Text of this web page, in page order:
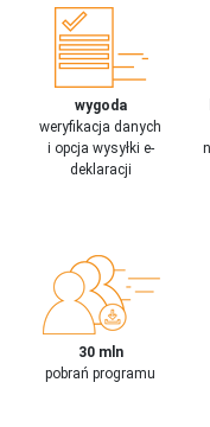
wygoda
weryfikacja danych
i opcja wysyłki e-
deklaracji
30 mln
pobrań programu